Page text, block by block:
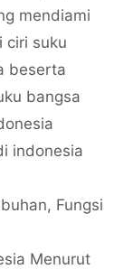
mendiami
ciri suku
beserta
bangsa
indonesia
Fungsi
Menurut